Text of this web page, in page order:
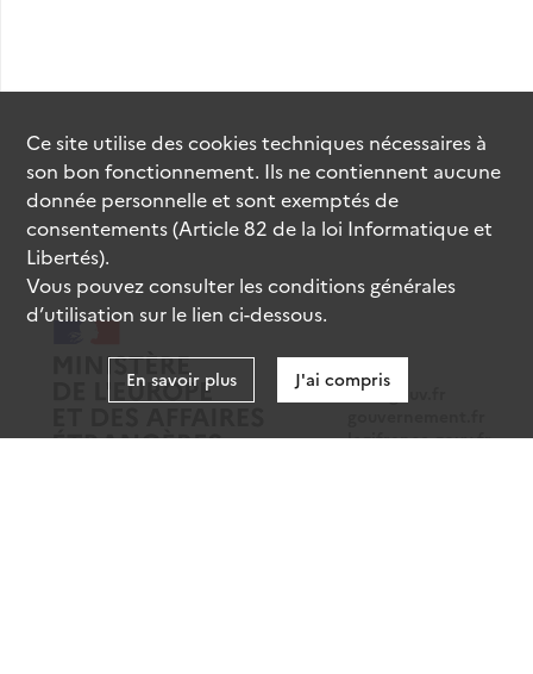
data.gouv.fr
legifrance.gouv.fr
Ce site utilise descookiestechniques nécessaires à
son bon fonctionnement. Ils ne contiennent aucune
donnée personnelle et sont exemptés de
consentements (Article 82 de la loi Informatique et
Libertés).
Vous pouvez consulter les conditions générales
d’utilisation sur le lien ci-dessous.
En savoir plus J'ai compris